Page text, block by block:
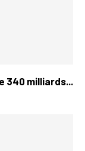
340 milliards...